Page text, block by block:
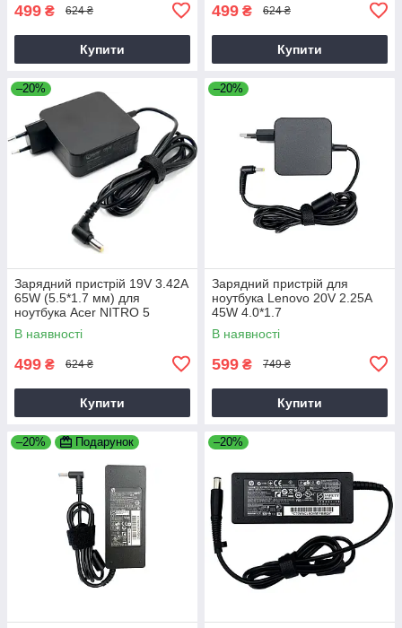
499 ₴ 624 ₴
Купити
499 ₴ 624 ₴
Купити
–20%
Зарядний пристрій 19V 3.42A
65W (5.5*1.7 мм) для
ноутбука Acer NITRO 5
AN515-31 65
В наявності
499 ₴ 624 ₴
Купити
–20%
Зарядний пристрій для
ноутбука Lenovo 20V 2.25A
45W 4.0*1.7
В наявності
599 ₴ 749 ₴
Купити
–20% Подарунок –20%